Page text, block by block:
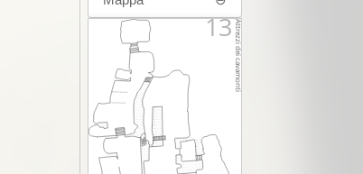
Attrezzi dei cavamonti
13